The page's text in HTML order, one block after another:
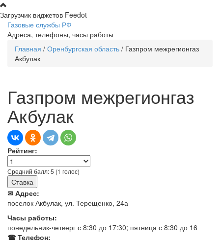
Перейти к основному содержанию
Загрузчик виджетов Feedot
Газовые службы РФ
Адреса, телефоны, часы работы
Вы здесь
Главная / Оренбургская область / Газпром межрегионгаз
Акбулак
Газпром межрегионгаз
Акбулак
Рейтинг:
Средний балл:5 (1 голос)
✉ Адрес:
поселок Акбулак, ул. Терещенко, 24а
Часы работы:
понедельник-четверг с 8:30 до 17:30; пятница с 8:30 до 16
☎ Телефон: